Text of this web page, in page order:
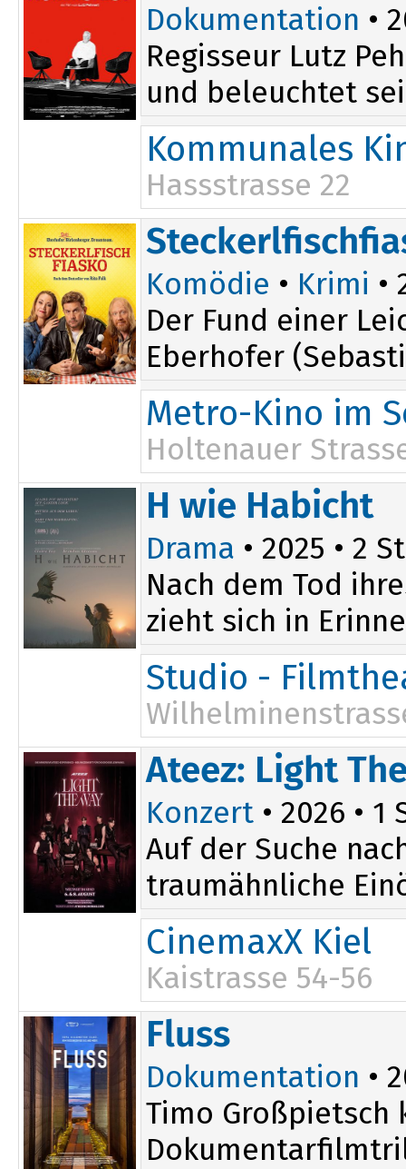
Dokumentation •
Regisseur Lutz
und beleuchtet
Kommunales
Hassstrasse 22
17:45
Komödie • Krimi •
Der Fund einer
Eberhofer
Metro-Kino im
Holtenauer
18:00
H wie Habicht
Drama • 2025 • 2
Nach dem Tod
zieht sich in
Studio -
Ateez: Light
Konzert • 2026 • 1
Auf der Suche
traumähnliche
CinemaxX Kiel
Kaistrasse 54-56
Fluss
Dokumentation •
Timo Großpietsch